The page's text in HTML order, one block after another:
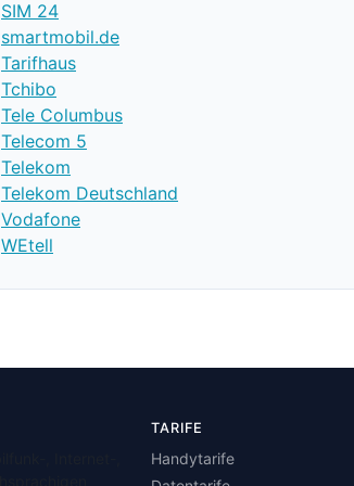
SIM 24
smartmobil.de
Tarifhaus
Tchibo
Tele Columbus
Telecom 5
Telekom
Telekom Deutschland
Vodafone
WEtell
TARIFE
Handytarife